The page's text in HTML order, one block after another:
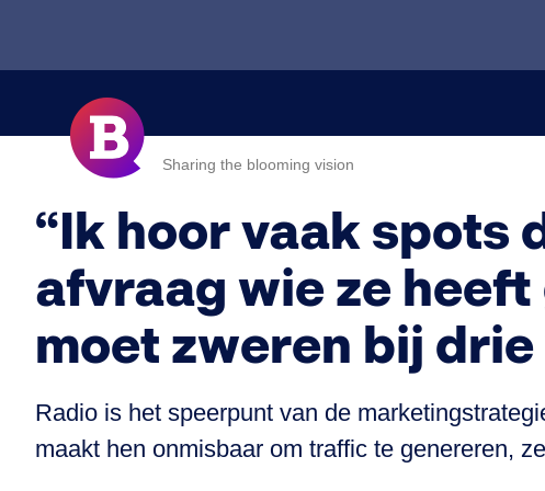
Sharing the blooming vision
“Ik hoor vaak spots
afvraag wie ze
moet zweren bij
Radio is het speerpunt van de
maakt hen onmisbaar om traffic te genereren,